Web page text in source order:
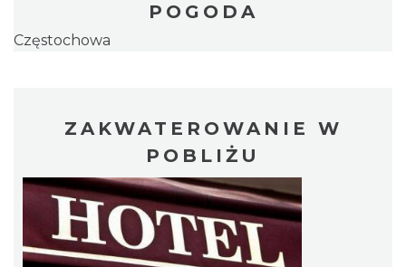
POGODA
Częstochowa
ZAKWATEROWANIE W
POBLIŻU